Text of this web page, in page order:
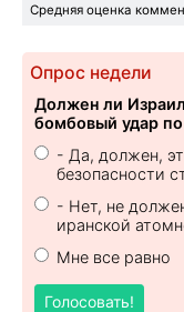
Средняя оценка
Опрос недели
Должен ли
бомбовый удар
- Да, должен,
безопасности
- Нет, не
иранской
Мне все равно
Голосовать!